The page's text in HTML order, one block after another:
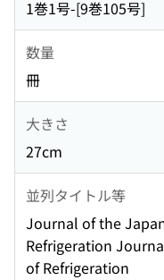
1巻1号-[9巻105号]
数量
冊
大きさ
27cm
並列タイトル等
Journal of the
Refrigeration
of Refrigeration